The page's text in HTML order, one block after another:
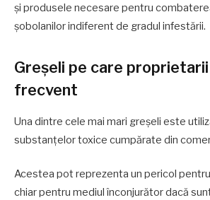
și produsele necesare pentru
șobolanilor indiferent de gradul infestării.
Greșeli pe care
frecvent
Una dintre cele mai mari greșeli este
substanțelor toxice cumpărate din
Acestea pot reprezenta un pericol
chiar pentru mediul înconjurător dacă